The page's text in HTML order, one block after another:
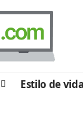
Estilo de vida